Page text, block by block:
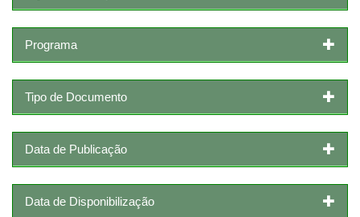
Programa
Tipo de Documento
Data de Publicação
Data de Disponibilização